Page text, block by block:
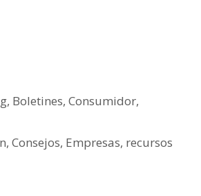
, Boletines,Consumidor,
,Consejos, Empresas, recursos